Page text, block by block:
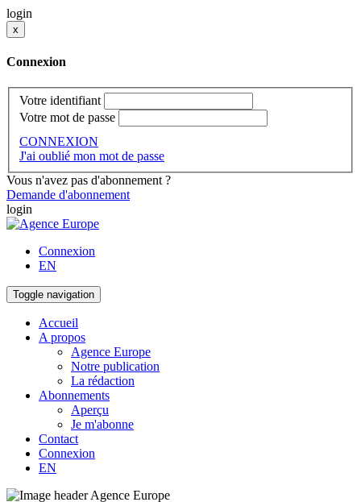
login
x
Connexion
Votre identifiant
Votre mot de passe
CONNEXION
J'ai oublié mon mot de passe
Vous n'avez pas d'abonnement ?
Demande d'abonnement
login
Connexion
EN
Toggle navigation
Accueil
A propos
Agence Europe
Notre publication
La rédaction
Abonnements
Aperçu
Je m'abonne
Contact
Connexion
EN